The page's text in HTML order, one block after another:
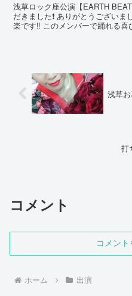
浅草ロック座公演【EARTH
だきました❗️ ありがとうござい
楽です‼︎ このメンバーで踊れる
浅草
打
コメント
コメン
ホーム 出演